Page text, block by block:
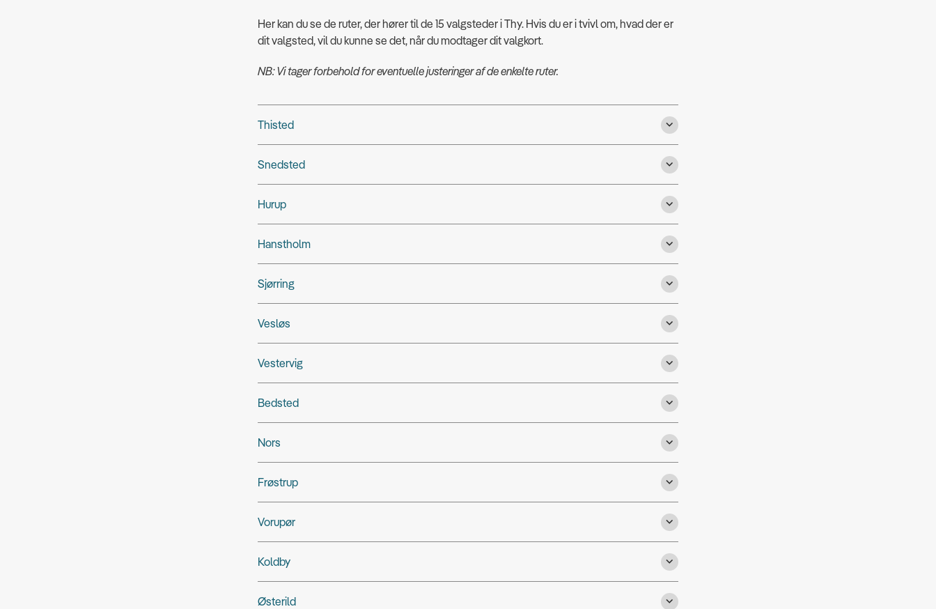
Her kan du se de ruter, der hører til de 15 valgsteder i Thy. Hvis du er i tvivl om, hvad der er
dit valgsted, vil du kunne se det, når du modtager dit valgkort.
NB: Vi tager forbehold for eventuelle justeringer af de enkelte ruter.
Thisted
Snedsted
Hurup
Hanstholm
Sjørring
Vesløs
Vestervig
Bedsted
Nors
Frøstrup
Vorupør
Koldby
Østerild